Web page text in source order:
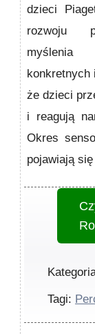
dzieci
rozwoju
myślenia
konkretnych
że dzieci
i reagują
Okres
pojawiają
Tagi: